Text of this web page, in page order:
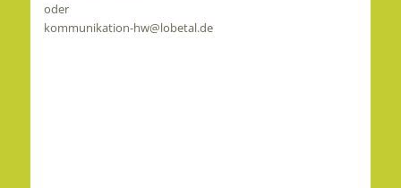
oder
kommunikation-hw@lobetal.de